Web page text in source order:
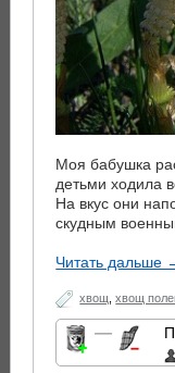
Моя бабушка
детьми ходила
На вкус они
скудным
Читать дальше
хвощ ,хвощ
—